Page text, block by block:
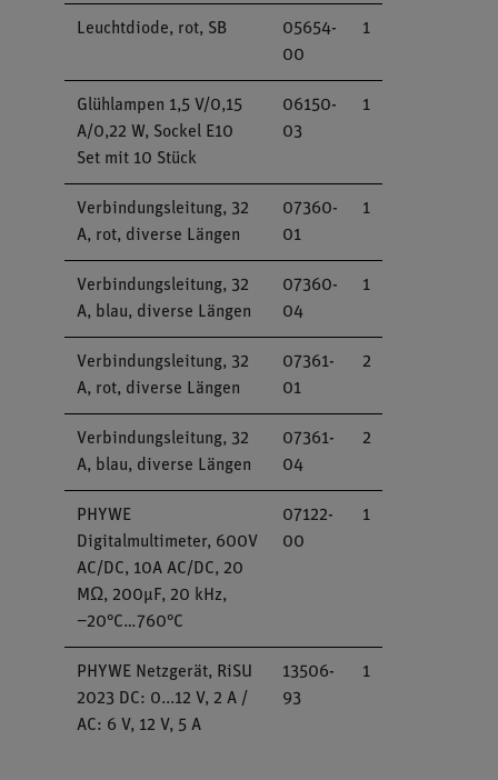
Leuchtdiode, rot, SB
05654-
00
1
Glühlampen 1,5 V/0,15
A/0,22 W, Sockel E10
Set mit 10 Stück
06150-
03
1
Verbindungsleitung, 32
A, rot, diverse Längen
07360-
01
1
Verbindungsleitung, 32
A, blau, diverse Längen
07360-
04
1
Verbindungsleitung, 32
A, rot, diverse Längen
07361-
01
2
Verbindungsleitung, 32
A, blau, diverse Längen
07361-
04
2
PHYWE
Digitalmultimeter, 600V
AC/DC, 10A AC/DC, 20
MΩ, 200µF, 20 kHz,
−20°C…760°C
07122-
00
1
PHYWE Netzgerät, RiSU
2023 DC: 0...12 V, 2 A /
AC: 6 V, 12 V, 5 A
13506-
93
1